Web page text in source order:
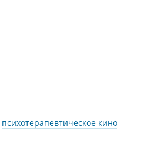
психотерапевтическое кино